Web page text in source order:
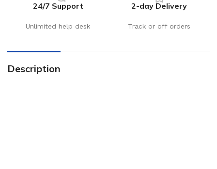
24/7 Support
Unlimited help desk
2-day Delivery
Track or off orders
Description